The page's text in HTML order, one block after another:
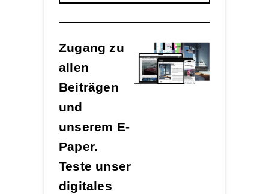
Zugang zu
allen
Beiträgen
und
unserem E-
Paper.
Teste unser
digitales